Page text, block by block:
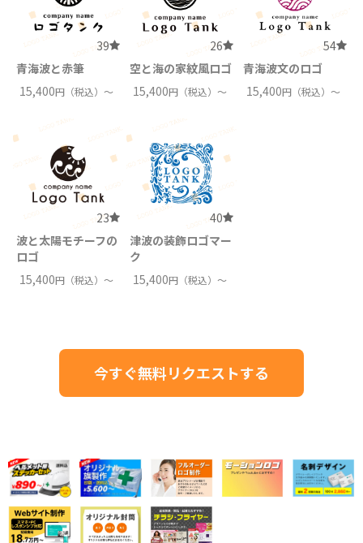
39
青海波と赤筆
15,400円（税込）〜
26
空と海の家紋風ロゴ
15,400円（税込）〜
54
青海波文のロゴ
15,400円（税込）〜
23
波と太陽モチーフの
ロゴ
15,400円（税込）〜
40
津波の装飾ロゴマー
ク
15,400円（税込）〜
今すぐ無料リクエストする